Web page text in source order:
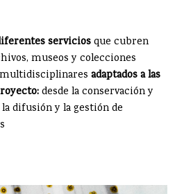
serviciosque cubren
museos y colecciones
adaptados a las
desde la conservación y
difusión y la gestión de